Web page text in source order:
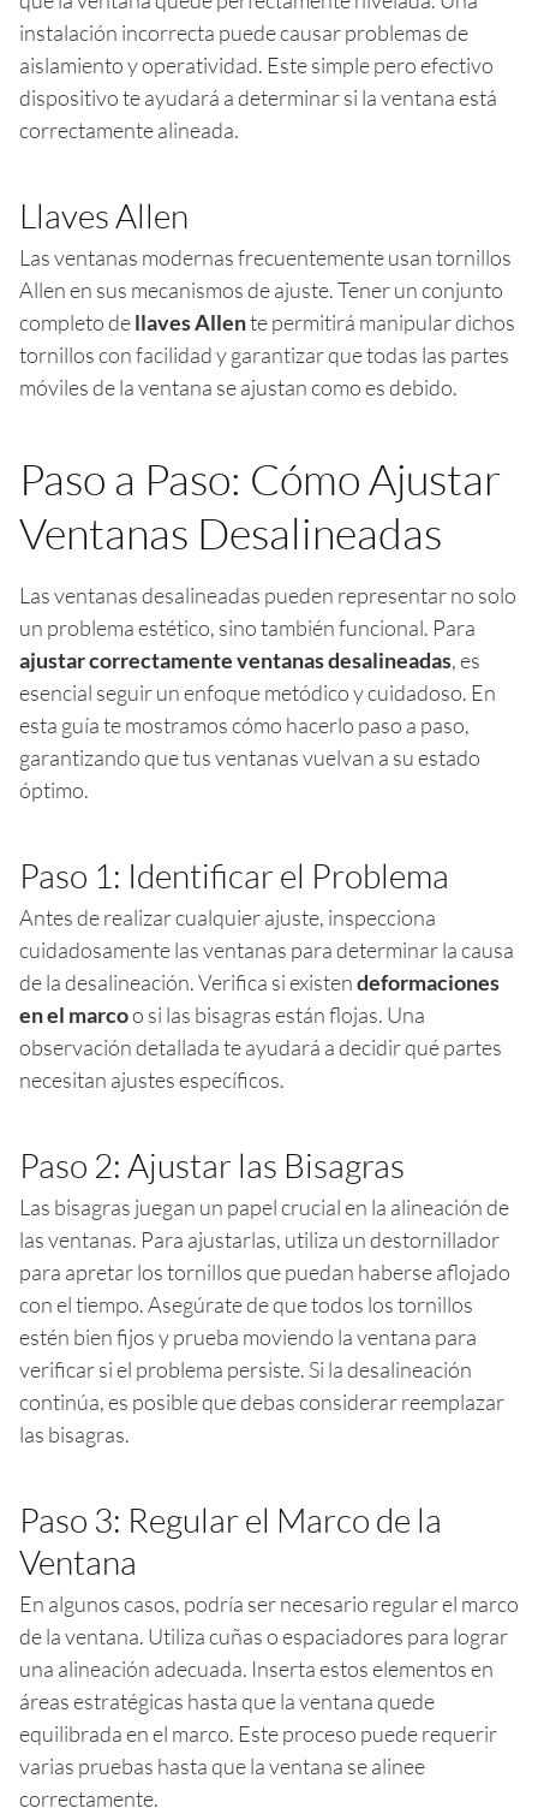
instalación incorrecta puede causar problemas de
aislamiento y operatividad. Este simple pero efectivo
dispositivo te ayudará a determinar si la ventana está
correctamente alineada.
Llaves Allen
Las ventanas modernas frecuentemente usan tornillos
Allen en sus mecanismos de ajuste. Tener un conjunto
completo dellaves Allente permitirá manipular dichos
tornillos con facilidad y garantizar que todas las partes
móviles de la ventana se ajustan como es debido.
Paso a Paso: Cómo Ajustar
Ventanas Desalineadas
Las ventanas desalineadas pueden representar no solo
un problema estético, sino también funcional. Para
ajustar correctamente ventanas desalineadas, es
esencial seguir un enfoque metódico y cuidadoso. En
esta guía te mostramos cómo hacerlo paso a paso,
garantizando que tus ventanas vuelvan a su estado
óptimo.
Paso 1: Identificar el Problema
Antes de realizar cualquier ajuste, inspecciona
cuidadosamente las ventanas para determinar la causa
de la desalineación. Verifica si existendeformaciones
en el marcoo si las bisagras están flojas. Una
observación detallada te ayudará a decidir qué partes
necesitan ajustes específicos.
Paso 2: Ajustar las Bisagras
Las bisagras juegan un papel crucial en la alineación de
las ventanas. Para ajustarlas, utiliza un destornillador
para apretar los tornillos que puedan haberse aflojado
con el tiempo. Asegúrate de que todos los tornillos
estén bien fijos y prueba moviendo la ventana para
verificar si el problema persiste. Si la desalineación
continúa, es posible que debas considerar reemplazar
las bisagras.
Paso 3: Regular el Marco de la
Ventana
En algunos casos, podría ser necesario regular el marco
de la ventana. Utiliza cuñas o espaciadores para lograr
una alineación adecuada. Inserta estos elementos en
áreas estratégicas hasta que la ventana quede
equilibrada en el marco. Este proceso puede requerir
varias pruebas hasta que la ventana se alinee
correctamente.